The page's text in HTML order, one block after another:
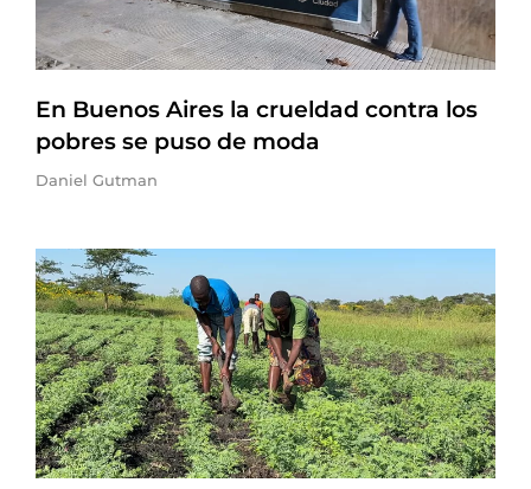
En Buenos Aires la crueldad contra los
pobres se puso de moda
Daniel Gutman